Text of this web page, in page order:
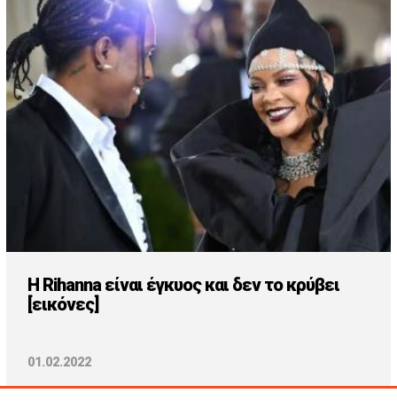
H Rihanna είναι έγκυος και δεν το κρύβει
[εικόνες]
01.02.2022